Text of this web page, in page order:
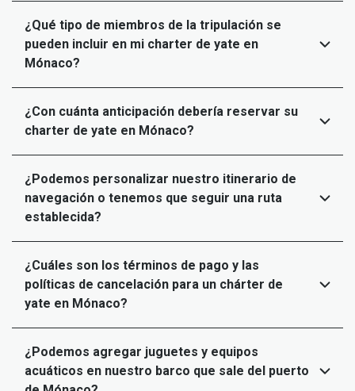
¿Qué tipo de miembros de la tripulación se
pueden incluir en mi charter de yate en
Mónaco?
¿Con cuánta anticipación debería reservar su
charter de yate en Mónaco?
¿Podemos personalizar nuestro itinerario de
navegación o tenemos que seguir una ruta
establecida?
¿Cuáles son los términos de pago y las
políticas de cancelación para un chárter de
yate en Mónaco?
¿Podemos agregar juguetes y equipos
acuáticos en nuestro barco que sale del puerto